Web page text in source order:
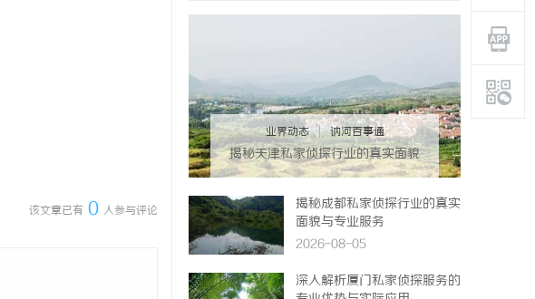
该文章已有 0 人参与评论
业界动态 | 讷河百事通
揭秘天津私家侦探行业的真实面貌
与服务优势
揭秘成都私家侦探行业的真实
面貌与专业服务
2026-08-05
深入解析厦门私家侦探服务的